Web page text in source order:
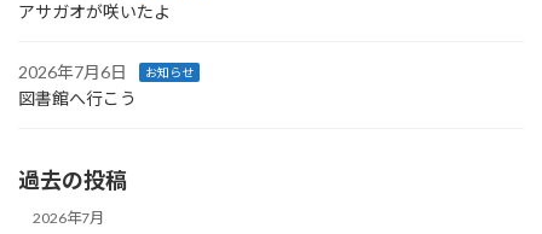
アサガオが咲いたよ
2026年7月6日 お知らせ
図書館へ行こう
過去の投稿
2026年7月